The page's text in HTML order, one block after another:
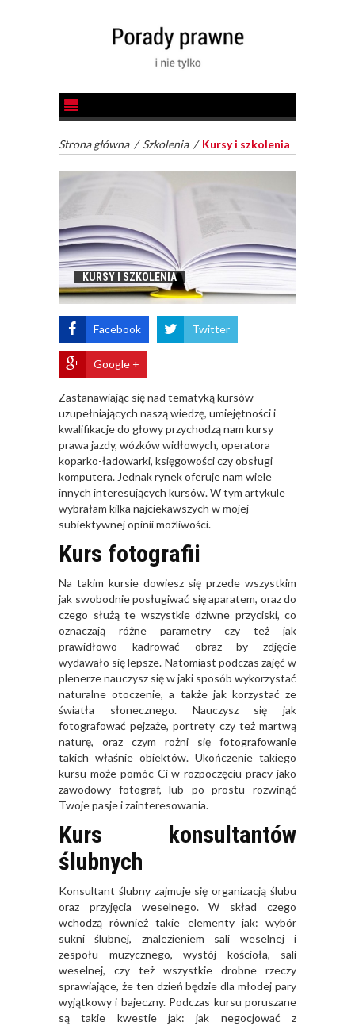
Strona główna / Szkolenia / Kursy i szkolenia
KURSY I SZKOLENIA
Facebook Twitter
Google +
Zastanawiając się nad tematyką kursów
uzupełniających naszą wiedzę, umiejętności i
kwalifikacje do głowy przychodzą nam kursy
prawa jazdy, wózków widłowych, operatora
koparko-ładowarki, księgowości czy obsługi
komputera. Jednak rynek oferuje nam wiele
innych interesujących kursów. W tym artykule
wybrałam kilka najciekawszych w mojej
subiektywnej opinii możliwości.
Kurs fotografii
Na takim kursie dowiesz się przede wszystkim
jak swobodnie posługiwać się aparatem, oraz do
czego służą te wszystkie dziwne przyciski, co
oznaczają różne parametry czy też jak
prawidłowo kadrować obraz by zdjęcie
wydawało się lepsze. Natomiast podczas zajęć w
plenerze nauczysz się w jaki sposób wykorzystać
naturalne otoczenie, a także jak korzystać ze
światła słonecznego. Nauczysz się jak
fotografować pejzaże, portrety czy też martwą
naturę, oraz czym rożni się fotografowanie
takich właśnie obiektów. Ukończenie takiego
kursu może pomóc Ci w rozpoczęciu pracy jako
zawodowy fotograf, lub po prostu rozwinąć
Twoje pasje i zainteresowania.
Kurs konsultantów
ślubnych
Konsultant ślubny zajmuje się organizacją ślubu
oraz przyjęcia weselnego. W skład czego
wchodzą również takie elementy jak: wybór
sukni ślubnej, znalezieniem sali weselnej i
zespołu muzycznego, wystój kościoła, sali
weselnej, czy też wszystkie drobne rzeczy
sprawiające, że ten dzień będzie dla młodej pary
wyjątkowy i bajeczny. Podczas kursu poruszane
są takie kwestie jak: jak negocjować z